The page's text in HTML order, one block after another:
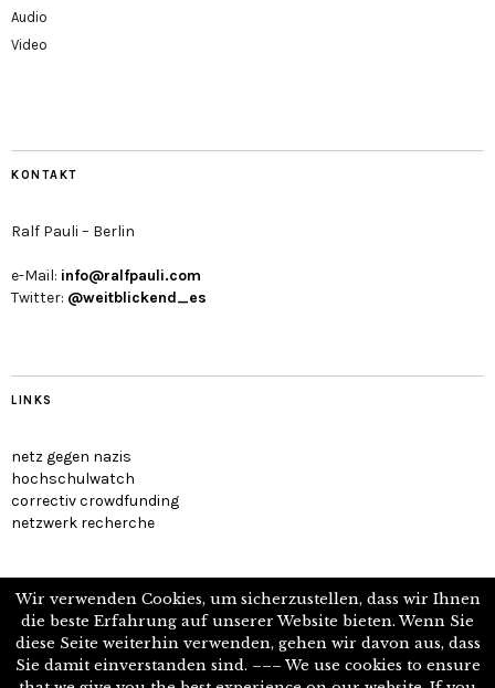
Audio
Video
KONTAKT
Ralf Pauli – Berlin
e-Mail: info@ralfpauli.com
Twitter: @weitblickend_es
LINKS
netz gegen nazis
hochschulwatch
correctiv crowdfunding
netzwerk recherche
Journalist, Politologe, Reisender
Wir verwenden Cookies, um sicherzustellen, dass wir Ihnen
die beste Erfahrung auf unserer Website bieten. Wenn Sie
diese Seite weiterhin verwenden, gehen wir davon aus, dass
Sie damit einverstanden sind. ––– We use cookies to ensure